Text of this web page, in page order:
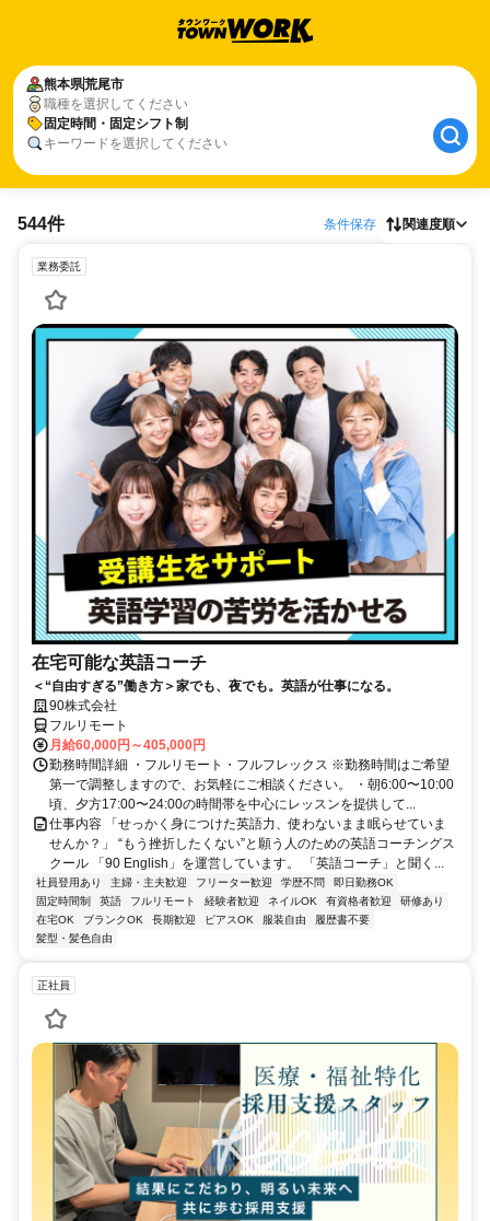
熊本県荒尾市
職種を選択してください
固定時間・固定シフト制
キーワードを選択してください
544件 条件保存 関連度順
業務委託
在宅可能な英語コーチ
＜“自由すぎる”働き方＞家でも、夜でも。英語が仕事になる。
90株式会社
フルリモート
月給60,000円～405,000円
勤務時間詳細 ・フルリモート・フルフレックス ※勤務時間はご希望
第一で調整しますので、お気軽にご相談ください。 ・朝6:00〜10:00
頃、夕方17:00〜24:00の時間帯を中心にレッスンを提供して...
仕事内容 「せっかく身につけた英語力、使わないまま眠らせていま
せんか？」 “もう挫折したくない”と願う人のための英語コーチングス
クール 「90 English」を運営しています。 「英語コーチ」と聞く...
社員登用あり 主婦・主夫歓迎 フリーター歓迎 学歴不問
即日勤務OK
固定時間制
英語 フルリモート 経験者歓迎 ネイルOK 有資格者歓迎
研修あり
在宅OK
ブランクOK 長期歓迎 ピアスOK 服装自由
履歴書不要
髪型・髪色自由
正社員